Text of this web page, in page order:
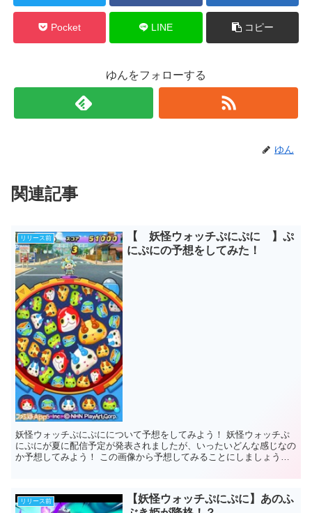
Pocket LINE コピー
ゆんをフォローする
ゆん
関連記事
リリース前
【 妖怪ウォッチぷにぷに 】ぷ
にぷにの予想をしてみた！
妖怪ウォッチぷにぷにについて予想をしてみよう！ 妖怪ウォッチぷ
にぷにが夏に配信予定が発表されましたが、いったいどんな感じなの
か予想してみよう！ この画像から予想してみることにしましょう！
リリース前
【妖怪ウォッチぷにぷに】あのふ